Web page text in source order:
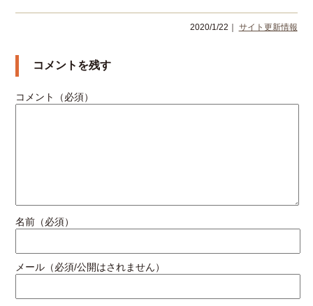
2020/1/22｜ サイト更新情報
コメントを残す
コメント（必須）
名前（必須）
メール（必須/公開はされません）